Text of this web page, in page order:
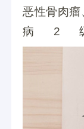
恶性骨肉
病2